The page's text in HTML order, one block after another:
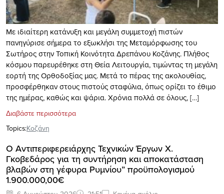
Με ιδιαίτερη κατάνυξη και μεγάλη συμμετοχή πιστών
πανηγύρισε σήμερα το εξωκλήσι της Μεταμόρφωσης του
Σωτήρος στην Τοπική Κοινότητα Δρεπάνου Κοζάνης. Πλήθος
κόσμου παρευρέθηκε στη Θεία Λειτουργία, τιμώντας τη μεγάλη
εορτή της Ορθοδοξίας μας. Μετά το πέρας της ακολουθίας,
προσφέρθηκαν στους πιστούς σταφύλια, όπως ορίζει το έθιμο
της ημέρας, καθώς και ψάρια. Χρόνια πολλά σε όλους, […]
Διαβάστε περισσότερα
Topics:Κοζάνη
Ο Αντιπεριφερειάρχης Τεχνικών Έργων Χ.
Γκοβεδάρος για τη συντήρηση και αποκατάσταση
βλαβών στη γέφυρα Ρυμνίου” προϋπολογισμού
1.900.000,00€